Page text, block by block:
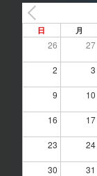
日 月
26 27
2 3
9 10
16 17
23 24
30 31